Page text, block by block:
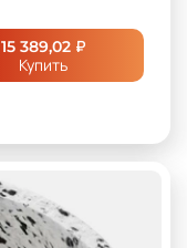
15 389,02 ₽
Купить